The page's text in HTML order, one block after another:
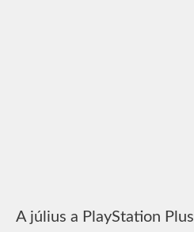
A július a PlayStation